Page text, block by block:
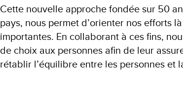
Cette nouvelle approche fondée sur 50
pays, nous permet d’orienter nos efforts
importantes. En collaborant à ces fins,
de choix aux personnes afin de leur
rétablir l’équilibre entre les personnes et